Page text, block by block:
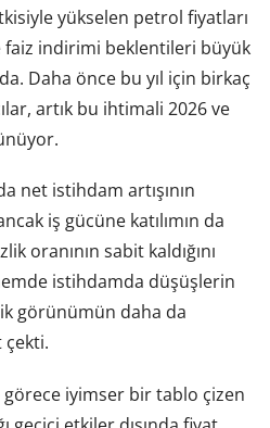
yükselen petrol fiyatları
indirimi beklentileri büyük
Daha önce bu yıl için birkaç
artık bu ihtimali 2026 ve
net istihdam artışının
iş gücüne katılımın da
oranının sabit kaldığını
istihdamda düşüşlerin
görünümün daha da
çekti.
iyimser bir tablo çizen